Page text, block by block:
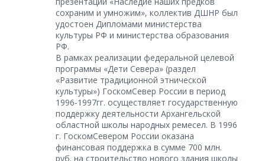
сохраним и умножим», коллектив ДШНР был
удостоен Дипломами министерства
культуры РФ и министерства образования
РФ.
В рамках реализации федеральной целевой
программы «Дети Севера» (раздел
«Развитие традиционной этнической
культуры») ГоскомСевер России в период
1996-1997гг. осуществляет государственную
поддержку деятельности Архангельской
областной школы народных ремесел. В 1996
г. ГоскомСевером России оказана
финансовая поддержка в сумме 700 млн.
руб. на строительство нового здания школы